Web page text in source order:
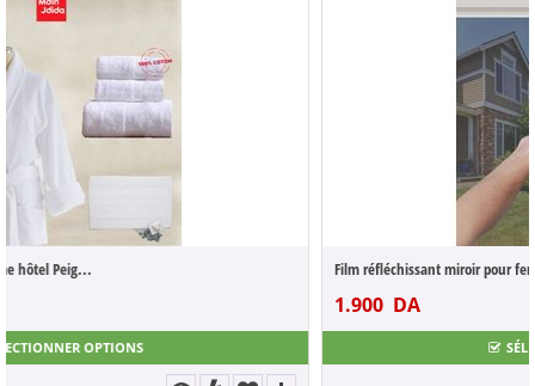
-50%
Film réfléchissant miroir pour fenêtre et...